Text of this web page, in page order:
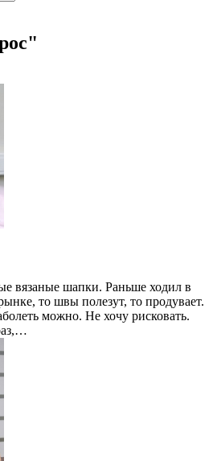
вязаные шапки. Раньше ходил в
то швы полезут, то продувает.
можно. Не хочу рисковать.